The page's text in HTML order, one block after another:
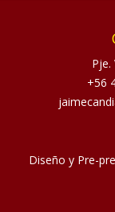
Pje.
+56
Diseño y Pre-